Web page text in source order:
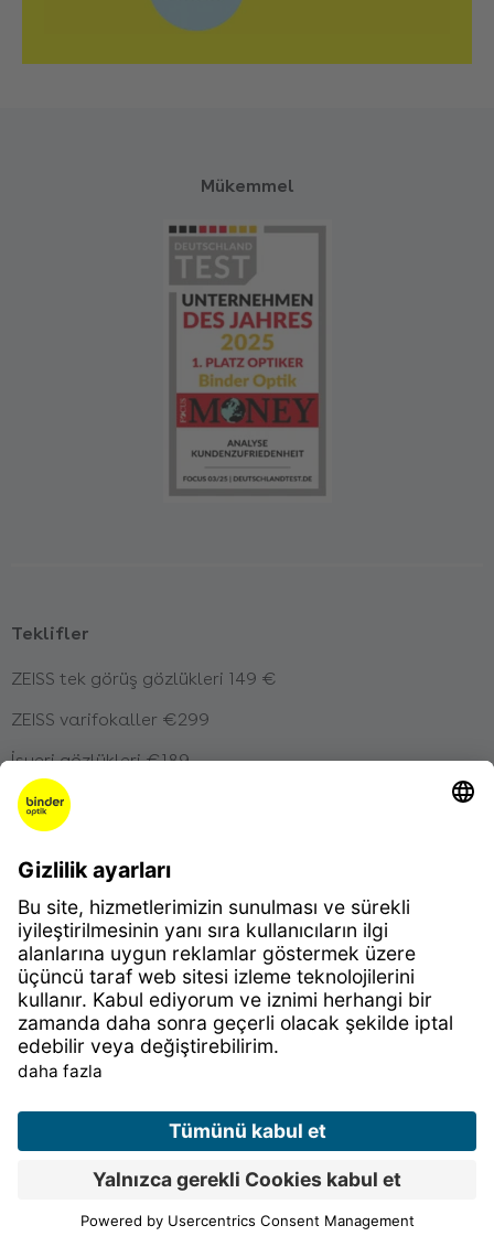
Mükemmel
Teklifler
ZEISS tek görüş gözlükleri 149 €
ZEISS varifokaller €299
İşyeri gözlükleri €189
20 öğrenci indirimi
Ürünler
Gözlükler
Gözlük camları
Kontakt lensler
İşitme Cihazları